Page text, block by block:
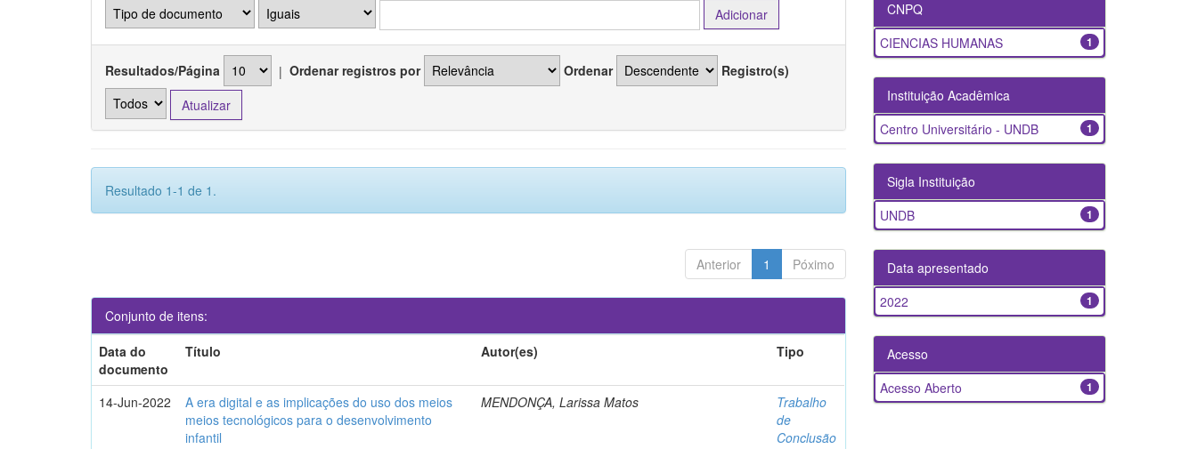
Resultados/Página | Ordenar registros por Ordenar Registro(s)
Resultado 1-1 de 1.
Anterior 1 Póximo
Conjunto de itens:
Data do
documento
Título Autor(es) Tipo
14-Jun-2022
A era digital e as implicações do uso dos meios
meios tecnológicos para o desenvolvimento
infantil
MENDONÇA, Larissa Matos
Trabalho
de
Conclusão
CNPQ
1
CIENCIAS HUMANAS
Instituição Acadêmica
1
Centro Universitário - UNDB
Sigla Instituição
1
UNDB
Data apresentado
1
2022
Acesso
1
Acesso Aberto